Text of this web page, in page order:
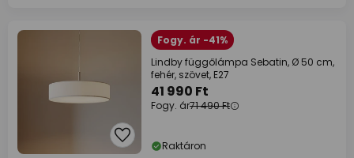
Fogy. ár -41%
Lindby függőlámpa Sebatin, Ø 50 cm,
fehér, szövet, E27
41 990 Ft
Fogy. ár71 490 Ft
Raktáron